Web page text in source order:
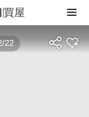
買屋
22